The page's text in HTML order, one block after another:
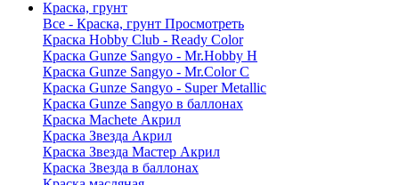
Краска, грунт
Все - Краска, грунт Просмотреть
Краска Hobby Club - Ready Color
Краска Gunze Sangyo - Mr.Hobby H
Краска Gunze Sangyo - Mr.Color C
Краска Gunze Sangyo - Super Metallic
Краска Gunze Sangyo в баллонах
Краска Machete Акрил
Краска Звезда Акрил
Краска Звезда Мастер Акрил
Краска Звезда в баллонах